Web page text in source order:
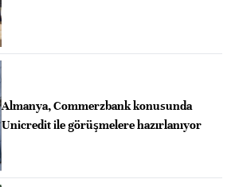
Almanya, Commerzbank konusunda
Unicredit ile görüşmelere hazırlanıyor